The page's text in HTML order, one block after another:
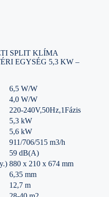
SPLIT KLÍMA
EGYSÉG 5,3 KW –
6,5 W/W
4,0 W/W
220-240V,50Hz,1Fázis
5,3 kW
5,6 kW
911/706/515 m3/h
59 dB(A)
880 x 210 x 674 mm
6,35 mm
12,7 m